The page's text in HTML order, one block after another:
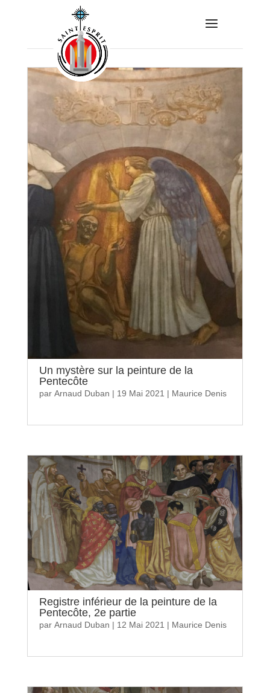
Un mystère sur la peinture de la
Pentecôte
par Arnaud Duban | 19 Mai 2021 | Maurice Denis
Registre inférieur de la peinture de la
Pentecôte, 2e partie
par Arnaud Duban | 12 Mai 2021 | Maurice Denis